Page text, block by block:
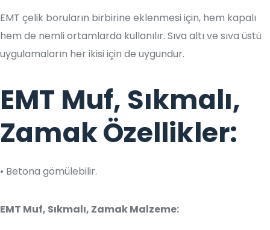
EMT çelik boruların birbirine eklenmesi için, hem kapalı
hem de nemli ortamlarda kullanılır. Sıva altı ve sıva üstü
uygulamaların her ikisi için de uygundur.
EMT Muf, Sıkmalı,
Zamak Özellikler:
• Betona gömülebilir.
EMT Muf, Sıkmalı, Zamak Malzeme: